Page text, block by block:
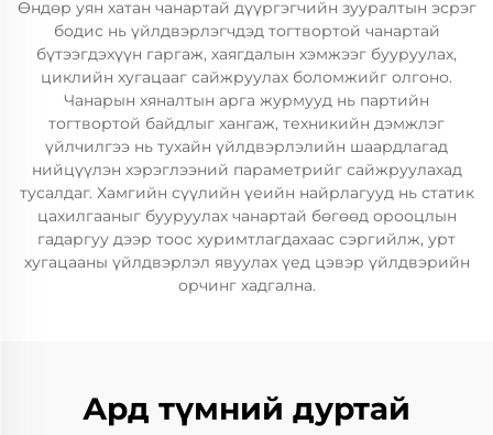
Өндөр уян хатан чанартай дүүргэгчийн зууралтын эсрэг
бодис нь үйлдвэрлэгчдэд тогтвортой чанартай
бүтээгдэхүүн гаргаж, хаягдалын хэмжээг бууруулах,
циклийн хугацааг сайжруулах боломжийг олгоно.
Чанарын хяналтын арга журмууд нь партийн
тогтвортой байдлыг хангаж, техникийн дэмжлэг
үйлчилгээ нь тухайн үйлдвэрлэлийн шаардлагад
нийцүүлэн хэрэглээний параметрийг сайжруулахад
тусалдаг. Хамгийн сүүлийн үеийн найрлагууд нь статик
цахилгааныг бууруулах чанартай бөгөөд орооцлын
гадаргуу дээр тоос хуримтлагдахаас сэргийлж, урт
хугацааны үйлдвэрлэл явуулах үед цэвэр үйлдвэрийн
орчинг хадгална.
Ард түмний дуртай